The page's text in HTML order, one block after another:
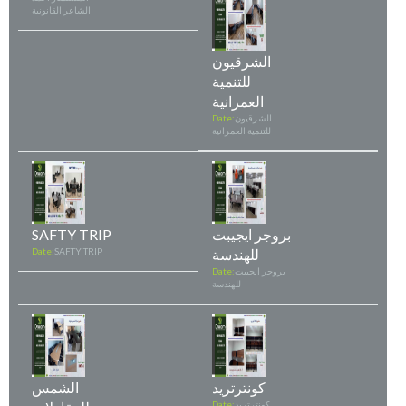
الشاعر القانونية
الشرقيون
للتنمية
العمرانية
Date:الشرقيون
للتنمية العمرانية
SAFTY TRIP
Date:SAFTY TRIP
بروجر ايجيبت
للهندسة
Date:بروجر ايجيبت
للهندسة
الشمس
كونترتريد